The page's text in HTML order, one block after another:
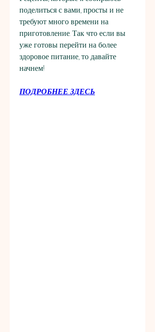
поделиться с вами, просты и не
требуют много времени на
приготовление. Так что если вы
уже готовы перейти на более
здоровое питание, то давайте
начнем!
ПОДРОБНЕЕ ЗДЕСЬ